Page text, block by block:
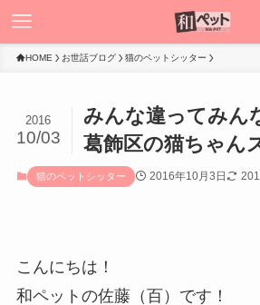
HOME お世話ブログ 猫のペットシッター
みんな違ってみん
葛飾区の猫ちゃん
2016
10/03
猫のペットシッター 2016年10月3日
こんにちは！
和ペットの佐藤（百）です！